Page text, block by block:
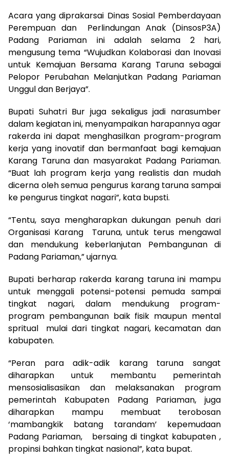
Acara yang diprakarsai Dinas Sosial Pemberdayaan
Perempuan dan Perlindungan Anak (DinsosP3A)
Padang Pariaman ini adalah selama 2 hari,
mengusung tema “Wujudkan Kolaborasi dan Inovasi
untuk Kemajuan Bersama Karang Taruna sebagai
Pelopor Perubahan Melanjutkan Padang Pariaman
Unggul dan Berjaya”.
Bupati Suhatri Bur juga sekaligus jadi narasumber
dalam kegiatan ini, menyampaikan harapannya agar
rakerda ini dapat menghasilkan program-program
kerja yang inovatif dan bermanfaat bagi kemajuan
Karang Taruna dan masyarakat Padang Pariaman.
“Buat lah program kerja yang realistis dan mudah
dicerna oleh semua pengurus karang taruna sampai
ke pengurus tingkat nagari”, kata bupsti.
“Tentu, saya mengharapkan dukungan penuh dari
Organisasi Karang Taruna, untuk terus mengawal
dan mendukung keberlanjutan Pembangunan di
Padang Pariaman,” ujarnya.
Bupati berharap rakerda karang taruna ini mampu
untuk menggali potensi-potensi pemuda sampai
tingkat nagari, dalam mendukung program-
program pembangunan baik fisik maupun mental
spritual mulai dari tingkat nagari, kecamatan dan
kabupaten.
“Peran para adik-adik karang taruna sangat
diharapkan untuk membantu pemerintah
mensosialisasikan dan melaksanakan program
pemerintah Kabupaten Padang Pariaman, juga
diharapkan mampu membuat terobosan
‘mambangkik batang tarandam’ kepemudaan
Padang Pariaman, bersaing di tingkat kabupaten ,
propinsi bahkan tingkat nasional”, kata bupat.